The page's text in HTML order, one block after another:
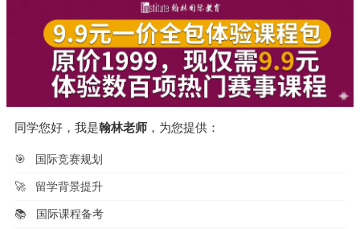
同学您好，我是翰林老师 ，为您提供：
🎯 国际竞赛规划
🚀 留学背景提升
📚 国际课程备考